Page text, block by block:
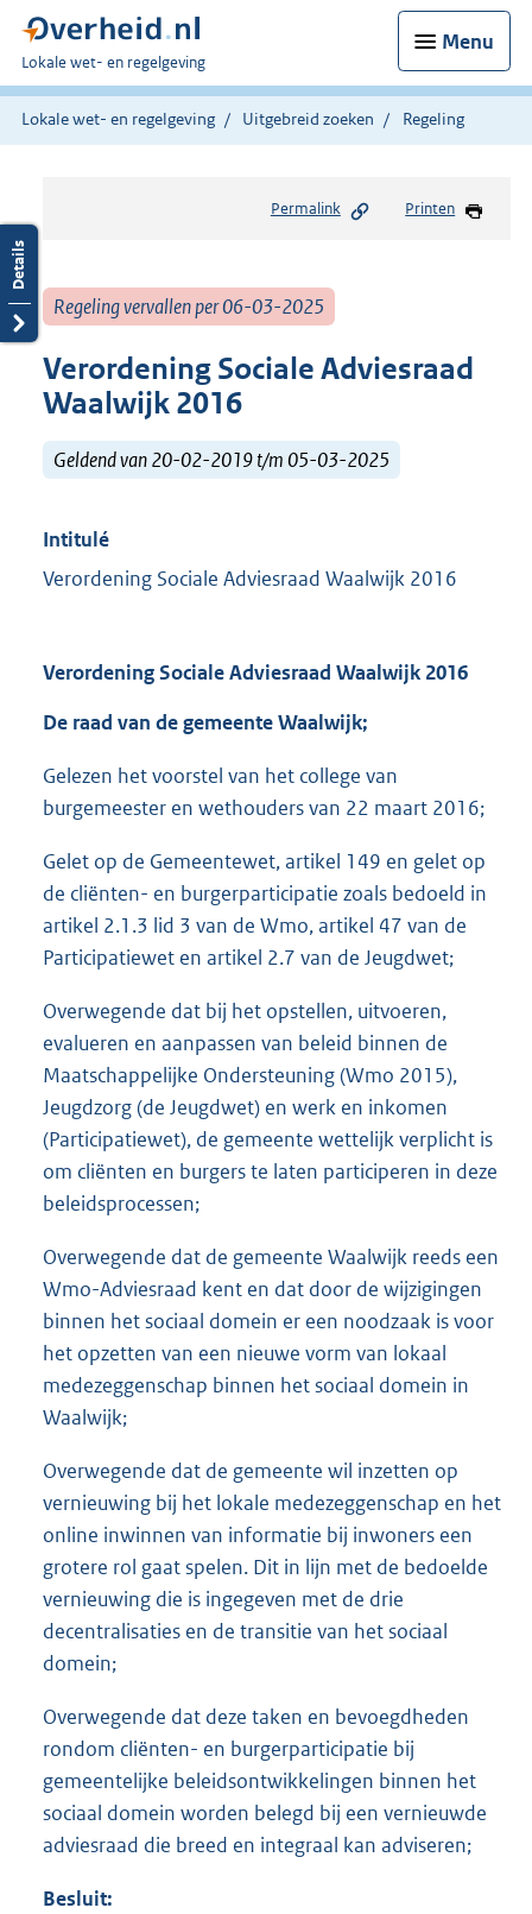
Menu
U
bent
hier:
Lokale wet- en regelgeving
Lokale wet- en regelgeving Uitgebreid zoeken Regeling
Permalink Printen
Regeling vervallen per 06-03-2025
Verordening Sociale Adviesraad
Waalwijk 2016
Geldend van 20-02-2019 t/m 05-03-2025
Intitulé
Verordening Sociale Adviesraad Waalwijk 2016
Verordening Sociale Adviesraad Waalwijk 2016
De raad van de gemeenteWaalwijk;
Gelezen het voorstel van het college van
burgemeester en wethouders van 22 maart 2016;
Gelet op de Gemeentewet, artikel 149 en gelet op
de cliënten- en burgerparticipatie zoals bedoeld in
artikel 2.1.3 lid 3 van de Wmo, artikel 47 van de
Participatiewet en artikel 2.7 van de Jeugdwet;
Overwegende dat bij het opstellen, uitvoeren,
evalueren en aanpassen van beleid binnen de
Maatschappelijke Ondersteuning (Wmo 2015),
Jeugdzorg (de Jeugdwet) en werk en inkomen
(Participatiewet), de gemeente wettelijk verplicht is
om cliënten en burgers te laten participeren in deze
beleidsprocessen;
Overwegende dat de gemeente Waalwijk reeds een
Wmo-Adviesraad kent en dat door de wijzigingen
binnen het sociaal domein er een noodzaak is voor
het opzetten van een nieuwe vorm van lokaal
medezeggenschap binnen het sociaal domein in
Waalwijk;
Overwegende dat de gemeente wil inzetten op
vernieuwing bij het lokale medezeggenschap en het
online inwinnen van informatie bij inwoners een
grotere rol gaat spelen. Dit in lijn met de bedoelde
vernieuwing die is ingegeven met de drie
decentralisaties en de transitie van het sociaal
domein;
Overwegende dat deze taken en bevoegdheden
rondom cliënten- en burgerparticipatie bij
gemeentelijke beleidsontwikkelingen binnen het
sociaal domein worden belegd bij een vernieuwde
adviesraad die breed en integraal kan adviseren;
Besluit: